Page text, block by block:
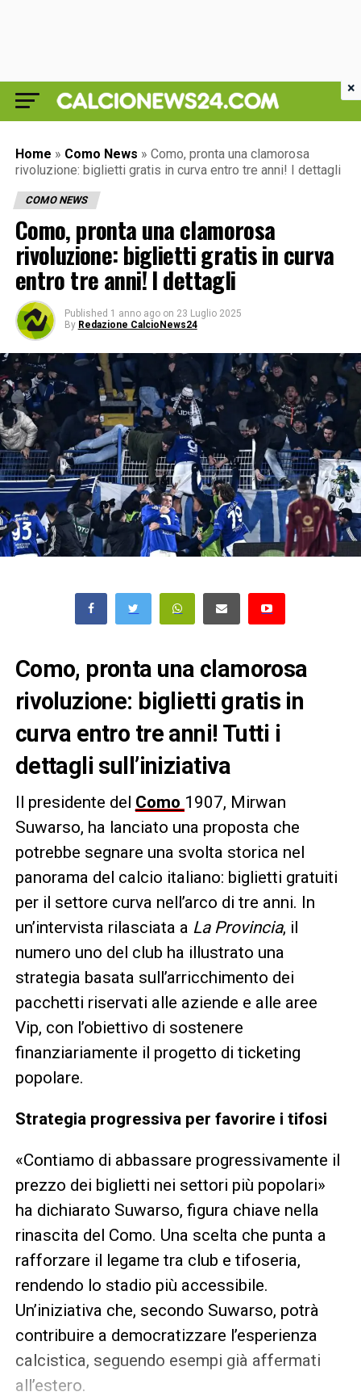
Home » Como News » Como, pronta una clamorosa
rivoluzione: biglietti gratis in curva entro tre anni! I dettagli
COMO NEWS
Como, pronta una clamorosa
rivoluzione: biglietti gratis in curva
entro tre anni! I dettagli
Published 1 anno ago on 23 Luglio 2025
By Redazione CalcioNews24
Como, pronta una clamorosa
rivoluzione: biglietti gratis in
curva entro tre anni! Tutti i
dettagli sull’iniziativa
Il presidente del Como 1907, Mirwan
Suwarso, ha lanciato una proposta che
potrebbe segnare una svolta storica nel
panorama del calcio italiano: biglietti gratuiti
per il settore curva nell’arco di tre anni. In
un’intervista rilasciata a La Provincia, il
numero uno del club ha illustrato una
strategia basata sull’arricchimento dei
pacchetti riservati alle aziende e alle aree
Vip, con l’obiettivo di sostenere
finanziariamente il progetto di ticketing
popolare.
Strategia progressiva per favorire i tifosi
«Contiamo di abbassare progressivamente il
prezzo dei biglietti nei settori più popolari»
ha dichiarato Suwarso, figura chiave nella
rinascita del Como. Una scelta che punta a
rafforzare il legame tra club e tifoseria,
rendendo lo stadio più accessibile.
Un’iniziativa che, secondo Suwarso, potrà
contribuire a democratizzare l’esperienza
calcistica, seguendo esempi già affermati
all’estero.
×